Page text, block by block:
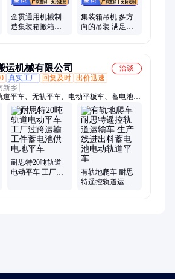
金贯通用机械制
造集装箱搬箱机
集装箱吊机 多方
向的吊装 满足各
运机械有限公司
洽谈
真实工厂 回复及时 出价迅速
新乡
平车、无轨平车、电动平板车、蓄电池轨
车、轨道电动平车、地平车、过跨车
耐思特20吨轨道
电动平车 工厂过
有轨地爬车 耐思
特遥控轨道运输